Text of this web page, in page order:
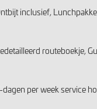
inclusief,
routeboekje,
per week service